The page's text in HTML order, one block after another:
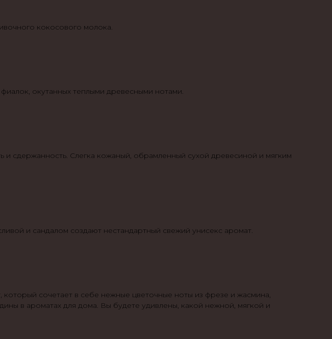
кокосового молока.
окутанных теплыми древесными нотами.
сдержанность. Слегка кожаный, обрамленный сухой древесиной и мягким
и сандалом создают нестандартный свежий унисекс аромат.
который сочетает в себе нежные цветочные ноты из фрезе и жасмина,
в ароматах для дома. Вы будете удивлены, какой нежной, мягкой и